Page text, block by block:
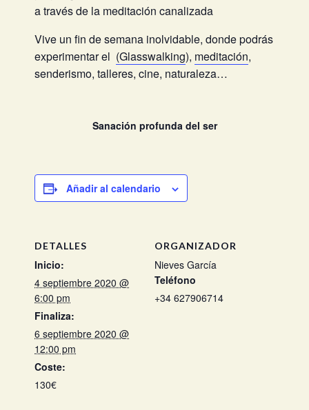
a través de la meditación canalizada
Vive un fin de semana inolvidable, donde podrás
experimentar el (Glasswalking), meditación,
senderismo, talleres, cine, naturaleza…
Sanación profunda del ser
Añadir al calendario
DETALLES
Inicio:
4 septiembre 2020 @
6:00 pm
Finaliza:
6 septiembre 2020 @
12:00 pm
Coste:
130€
ORGANIZADOR
Nieves García
Teléfono
+34 627906714